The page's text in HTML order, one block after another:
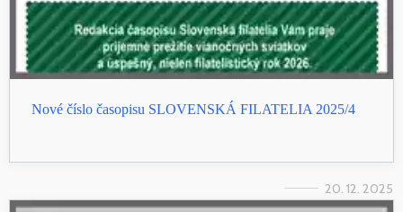
Nové číslo časopisu SLOVENSKÁ FILATELIA 2025/4
20. 12. 2025